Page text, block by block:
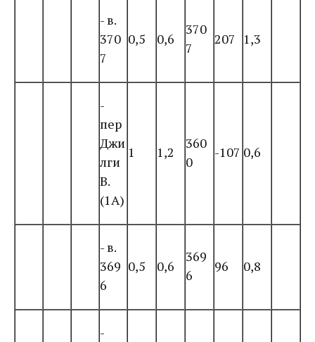
- в.
370
7
0,5 0,6
370
7
207 1,3
-
пер
Джи
лги
В.
(1А)
1 1,2
360
0
-107 0,6
- в.
369
6
0,5 0,6
369
6
96 0,8
-